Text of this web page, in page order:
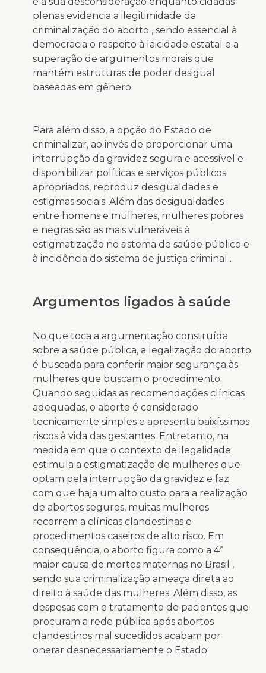
plenas evidencia a ilegitimidade da
criminalização do aborto , sendo essencial à
democracia o respeito à laicidade estatal e a
superação de argumentos morais que
mantém estruturas de poder desigual
baseadas em gênero.
Para além disso, a opção do Estado de
criminalizar, ao invés de proporcionar uma
interrupção da gravidez segura e acessível e
disponibilizar políticas e serviços públicos
apropriados, reproduz desigualdades e
estigmas sociais. Além das desigualdades
entre homens e mulheres, mulheres pobres
e negras são as mais vulneráveis à
estigmatização no sistema de saúde público e
à incidência do sistema de justiça criminal .
Argumentos ligados à saúde
No que toca a argumentação construída
sobre a saúde pública, a legalização do aborto
é buscada para conferir maior segurança às
mulheres que buscam o procedimento.
Quando seguidas as recomendações clínicas
adequadas, o aborto é considerado
tecnicamente simples e apresenta baixíssimos
riscos à vida das gestantes. Entretanto, na
medida em que o contexto de ilegalidade
estimula a estigmatização de mulheres que
optam pela interrupção da gravidez e faz
com que haja um alto custo para a realização
de abortos seguros, muitas mulheres
recorrem a clínicas clandestinas e
procedimentos caseiros de alto risco. Em
consequência, o aborto figura como a 4ª
maior causa de mortes maternas no Brasil ,
sendo sua criminalização ameaça direta ao
direito à saúde das mulheres. Além disso, as
despesas com o tratamento de pacientes que
procuram a rede pública após abortos
clandestinos mal sucedidos acabam por
onerar desnecessariamente o Estado.